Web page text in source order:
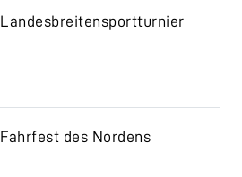
Landesbreitensportturnier
Fahrfest des Nordens